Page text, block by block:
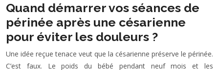
Quand démarrer vos séances de
périnée après une césarienne
pour éviter les douleurs ?
Une idée reçue tenace veut que la césarienne préserve le périnée.
C’est faux. Le poids du bébé pendant neuf mois et les